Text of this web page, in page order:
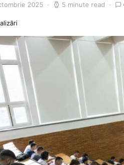
2025 5 minute read